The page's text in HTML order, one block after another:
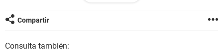
felices vidas...
Compartir
Consulta también: